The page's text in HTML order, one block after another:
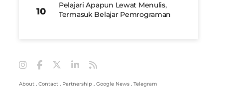
Pelajari Apapun Lewat Menulis,
Termasuk Belajar Pemrograman
About . Contact . Partnership . Google News . Telegram